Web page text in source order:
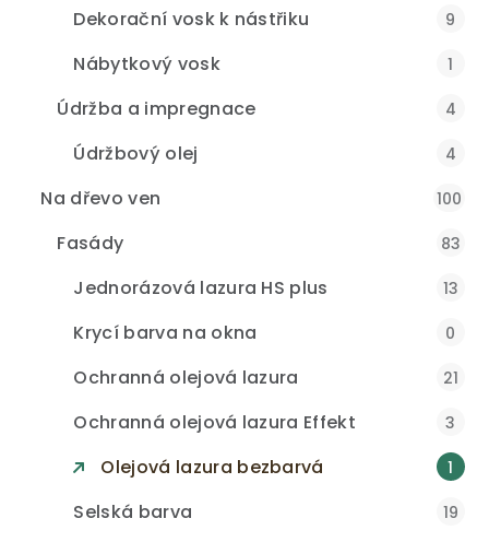
Dekorační vosk k nástřiku 9
Nábytkový vosk 1
Údržba a impregnace 4
Údržbový olej 4
Na dřevo ven 100
Fasády 83
Jednorázová lazura HS plus 13
Krycí barva na okna 0
Ochranná olejová lazura 21
Ochranná olejová lazura Effekt 3
Olejová lazura bezbarvá 1
Selská barva 19